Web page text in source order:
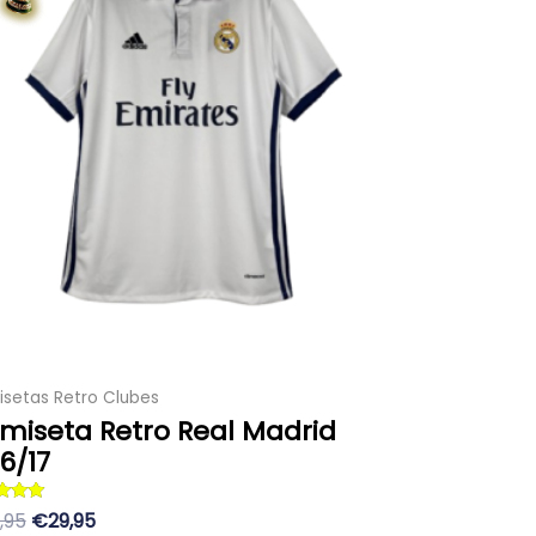
Retro Clubes
Retro Real Madrid
17
con
era:
89,95 €.
€29,95
es:
29,95 €.
múltiples
variantes.
opciones
pueden
página